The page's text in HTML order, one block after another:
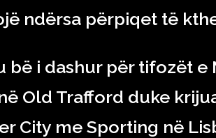
ndërsa përpiqet të
bë i dashur për tifozët e
Old Trafford duke
City me Sporting në